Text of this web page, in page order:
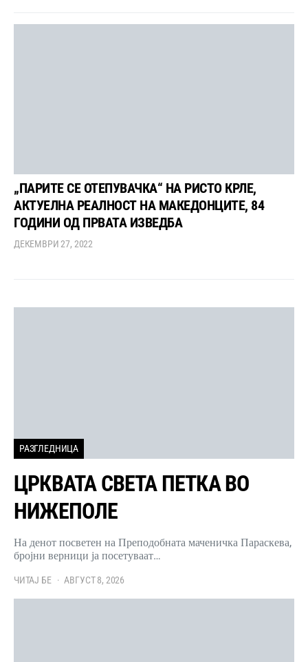
„ПАРИТЕ СЕ ОТЕПУВАЧКА“ НА РИСТО КРЛЕ,
АКТУЕЛНА РЕАЛНОСТ НА МАКЕДОНЦИТЕ, 84
ГОДИНИ ОД ПРВАТА ИЗВЕДБА
ДЕКЕМВРИ 27, 2022
РАЗГЛЕДНИЦА
ЦРКВАТА СВЕТА ПЕТКА ВО
НИЖЕПОЛЕ
На денот посветен на Преподобната маченичка Параскева,
бројни верници ја посетуваат…
ЧИТАЈ БЕ АВГУСТ 8, 2026